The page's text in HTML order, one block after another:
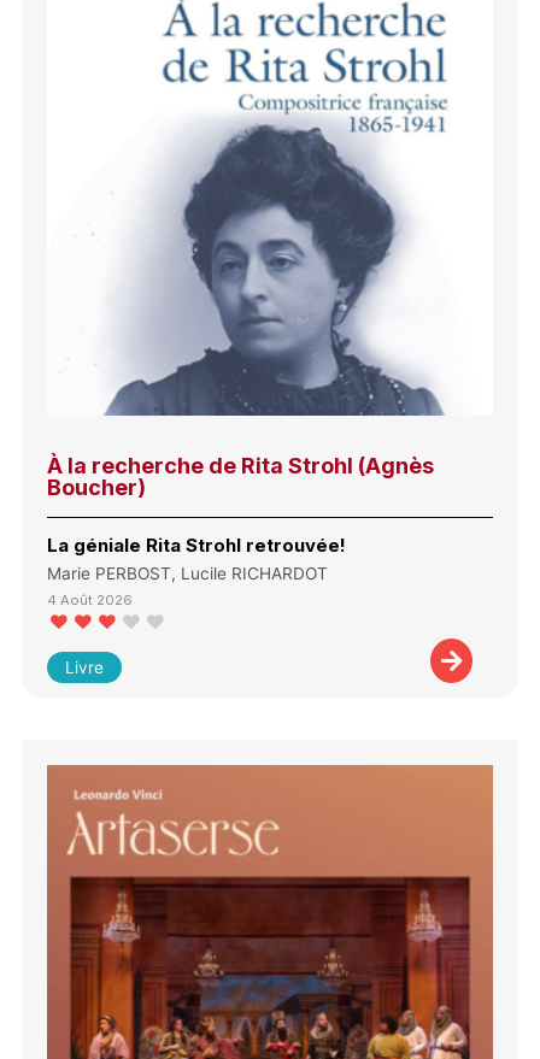
À la recherche de Rita Strohl (Agnès
Boucher)
La géniale Rita Strohl retrouvée!
Marie PERBOST, Lucile RICHARDOT
4 Août 2026
Livre